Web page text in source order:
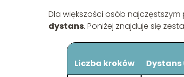
Dla większości osób
dystans. Poniżej znajduje się
Liczba kroków Dystans